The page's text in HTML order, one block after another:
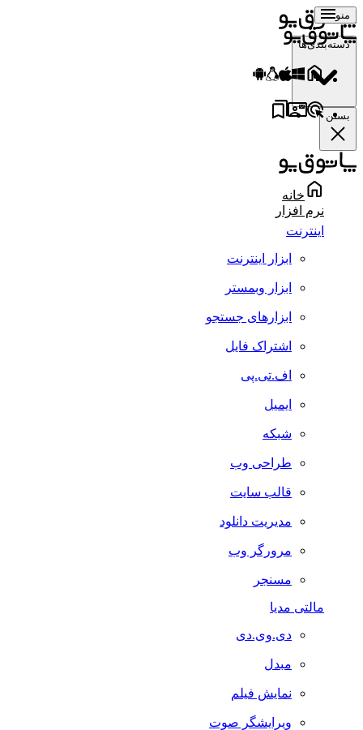
منو
دسته‌بندی‌ها
بستن
خانه
نرم افزار
اینترنت
ابزار اینترنت
ابزار وبمستر
ابزارهای جستجو
اشتراک فایل
اف.تی.پی
ایمیل
شبکه
طراحی وب
قالب سایت
مدیریت دانلود
مرورگر وب
مسنجر
مالتی مدیا
دی.وی.دی
مبدل
نمایش فیلم
ویرایشگر صوت